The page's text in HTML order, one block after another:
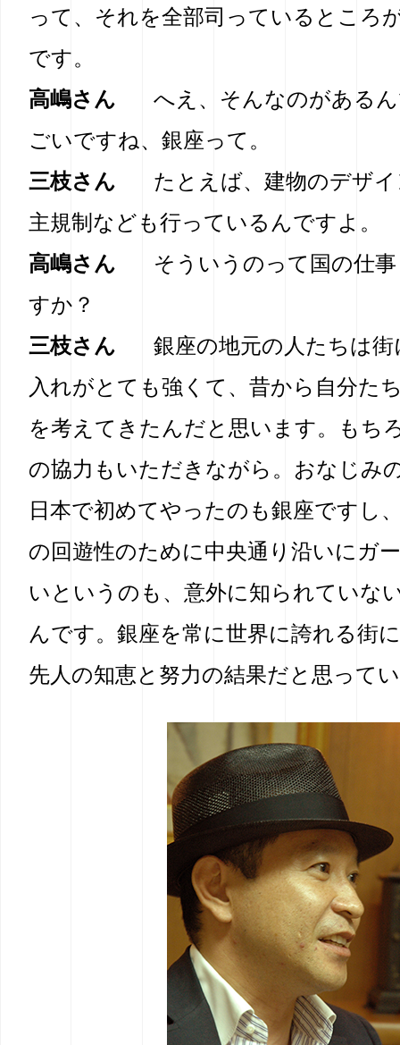
って、それを全部司っているところ
です。
高嶋さん
へえ、そんなのがある
ごいですね、銀座って。
三枝さん
たとえば、建物のデザ
主規制なども行っているんですよ。
高嶋さん
そういうのって国の仕
すか？
三枝さん
銀座の地元の人たちは
入れがとても強くて、昔から自分た
を考えてきたんだと思います。もち
の協力もいただきながら。おなじみ
日本で初めてやったのも銀座ですし
の回遊性のために中央通り沿いにガ
いというのも、意外に知られていな
んです。銀座を常に世界に誇れる街
先人の知恵と努力の結果だと思って